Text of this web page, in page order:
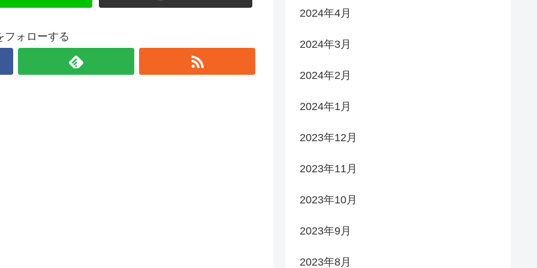
フォローする
2024年4月
2024年3月
2024年2月
2024年1月
2023年12月
2023年11月
2023年10月
2023年9月
2023年8月